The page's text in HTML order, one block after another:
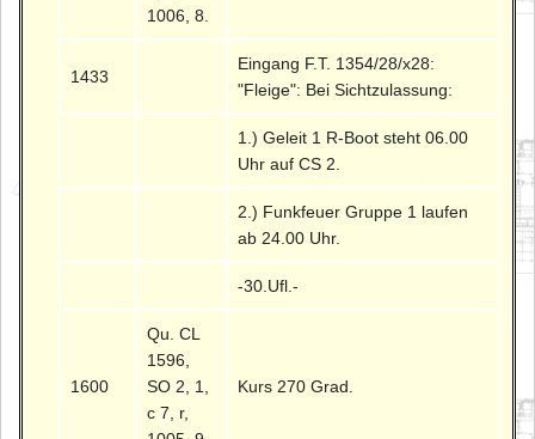
1006, 8.
1433
Eingang F.T. 1354/28/x28:
"Fleige": Bei Sichtzulassung:
1.) Geleit 1 R-Boot steht 06.00
Uhr auf CS 2.
2.) Funkfeuer Gruppe 1 laufen
ab 24.00 Uhr.
-30.Ufl.-
1600
Qu. CL
1596,
SO 2, 1,
c 7, r,
Kurs 270 Grad.